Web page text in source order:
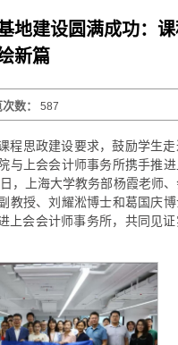
流工程
项目管理
程管理
合培养
级培训
研究中心
科研项目
博士生导师
地建设圆满成功：
新篇
数： 587
程思政建设要求，鼓励学生
与上会会计师事务所携手推
，上海大学教务部杨霞老师
教授、刘耀淞博士和葛国庆
上会会计师事务所，共同见